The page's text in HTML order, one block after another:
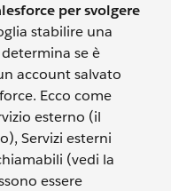
per svolgere
stabilire una
se è
account salvato
Ecco come
esterno (il
Servizi esterni
(vedi la
essere